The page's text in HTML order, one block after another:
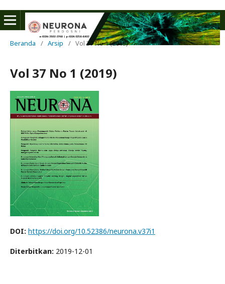
Beranda / Arsip / Vol 37 No 1 (2019)
Vol 37 No 1 (2019)
DOI: https://doi.org/10.52386/neurona.v37i1
Diterbitkan: 2019-12-01